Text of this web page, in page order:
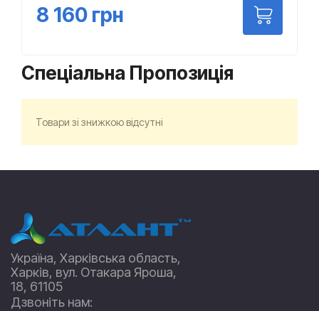
8 160 грн
Спеціальна Пропозиція
Товари зі знижкою відсутні
Україна, Харківська область,
Харків, вул. Отакара Яроша,
18, 61105
Дзвоніть нам: